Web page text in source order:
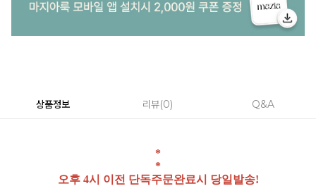
상품정보 리뷰 0 Q&A
*
*
오후 4시 이전 단독주문완료시 당일발송!